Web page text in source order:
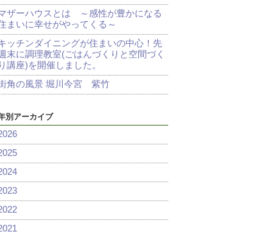
ザーハウスとは ～感性が豊かになる
まいに幸せがやってくる～
ッチンダイニングが住まいの中心！先
末に調理教室(ごはんづくりと空間づく
り講座)を開催しました。
角の風景 堀川今宮 紫竹
別アーカイブ